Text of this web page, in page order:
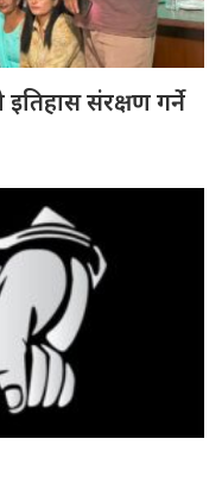
इतिहास संरक्षण गर्ने